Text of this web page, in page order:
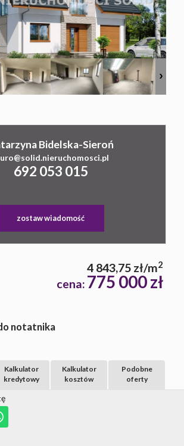
Cookies
Bidelska-Sieroń
692 053 015
zostaw wiadomość
4 843,75 zł/m2
cena: 775 000 zł
notatnika
Kalkulator
kredytowy
Kalkulator
kosztów
Podobne
oferty